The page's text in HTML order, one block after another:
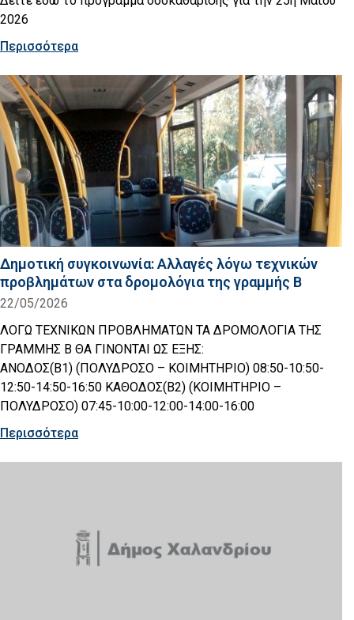
2026
Περισσότερα
Δημοτική συγκοινωνία: Αλλαγές λόγω τεχνικών
προβλημάτων στα δρομολόγια της γραμμής Β
22/05/2026
ΛΟΓΩ ΤΕΧΝΙΚΩΝ ΠΡΟΒΛΗΜΑΤΩΝ ΤΑ ΔΡΟΜΟΛΟΓΙΑ ΤΗΣ
ΓΡΑΜΜΗΣ Β ΘΑ ΓΙΝΟΝΤΑΙ ΩΣ ΕΞΗΣ:
ΑΝΟΔΟΣ(Β1) (ΠΟΛΥΔΡΟΣΟ – ΚΟΙΜΗΤΗΡΙΟ) 08:50-10:50-
12:50-14:50-16:50 ΚΑΘΟΔΟΣ(Β2) (ΚΟΙΜΗΤΗΡΙΟ –
ΠΟΛΥΔΡΟΣΟ) 07:45-10:00-12:00-14:00-16:00
Περισσότερα